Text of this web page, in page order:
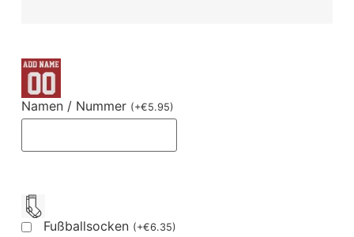
Namen / Nummer (+€5.95)
Fußballsocken (+€6.35)